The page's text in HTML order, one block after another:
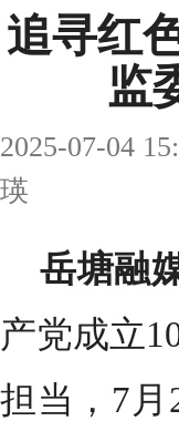
追寻红
监
2025-07-04
瑛
岳塘融
产党成立
担当，7